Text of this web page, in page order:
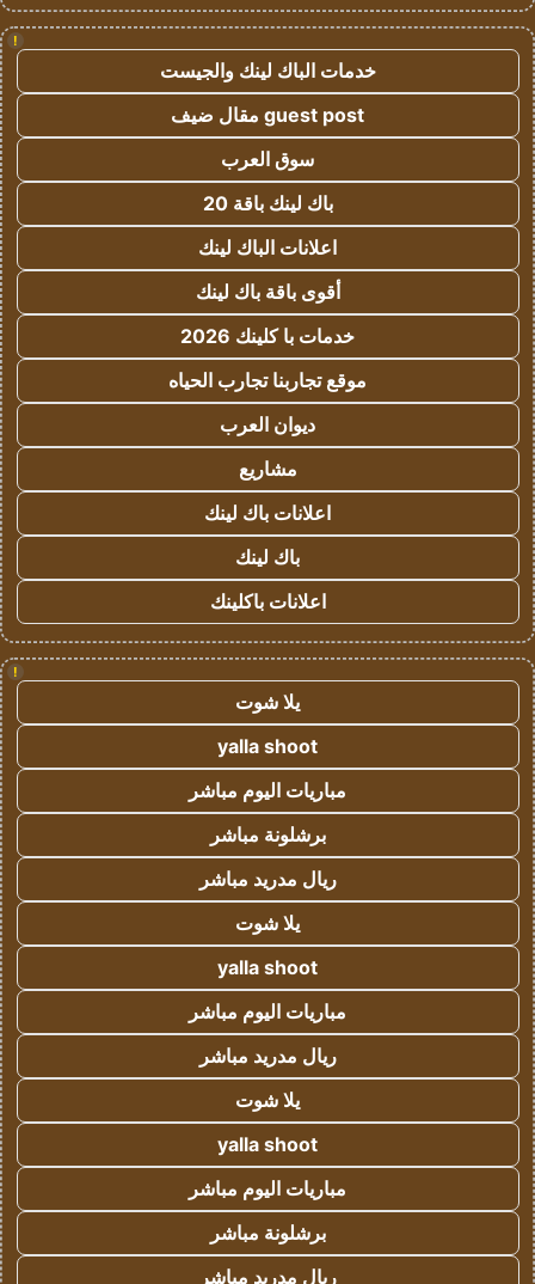
!
خدمات الباك لينك والجيست
guest post مقال ضيف
سوق العرب
باك لينك باقة 20
اعلانات الباك لينك
أقوى باقة باك لينك
خدمات با كلينك 2026
موقع تجاربنا تجارب الحياه
ديوان العرب
مشاريع
اعلانات باك لينك
باك لينك
اعلانات باكلينك
!
يلا شوت
yalla shoot
مباريات اليوم مباشر
برشلونة مباشر
ريال مدريد مباشر
يلا شوت
yalla shoot
مباريات اليوم مباشر
ريال مدريد مباشر
يلا شوت
yalla shoot
مباريات اليوم مباشر
برشلونة مباشر
ريال مدريد مباشر